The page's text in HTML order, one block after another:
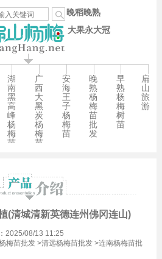
晚稻晚熟
大果永大冠
湖
南
黑
高
峰
杨
梅
苗
广
西
大
黑
炭
杨
梅
苗
安
海
王
子
杨
梅
苗
晚
熟
杨
梅
苗
批
发
早
熟
杨
梅
树
苗
扁
山
旅
游
(清城清新英德连州佛冈连山)
2025/08/13 11:25
梅苗批发>清远杨梅苗批发>连南杨梅苗批